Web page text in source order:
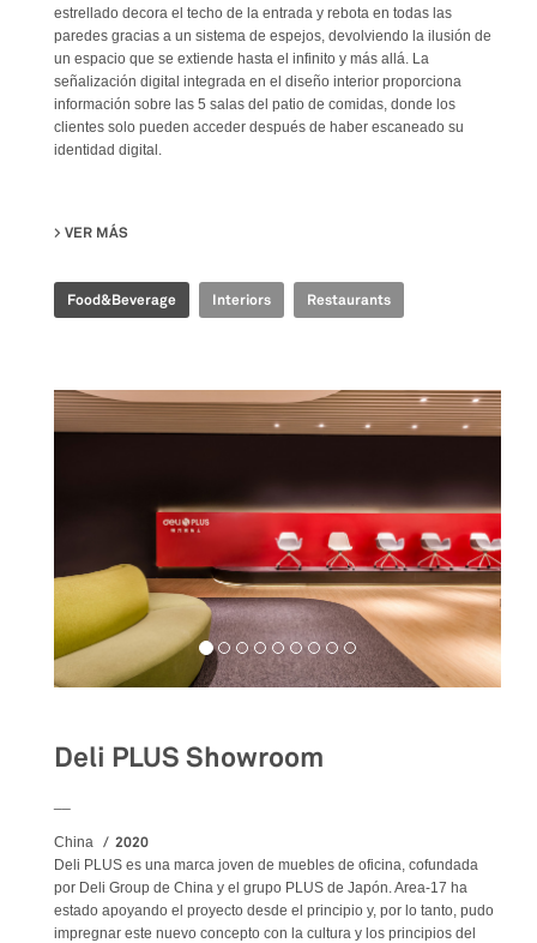
estrellado decora el techo de la entrada y rebota en todas las
paredes gracias a un sistema de espejos, devolviendo la ilusión de
un espacio que se extiende hasta el infinito y más allá. La
señalización digital integrada en el diseño interior proporciona
información sobre las 5 salas del patio de comidas, donde los
clientes solo pueden acceder después de haber escaneado su
identidad digital.
VER MÁS
Food&Beverage Interiors Restaurants
Deli PLUS Showroom
China 2020
Deli PLUS es una marca joven de muebles de oficina, cofundada
por Deli Group de China y el grupo PLUS de Japón. Area-17 ha
estado apoyando el proyecto desde el principio y, por lo tanto, pudo
impregnar este nuevo concepto con la cultura y los principios del